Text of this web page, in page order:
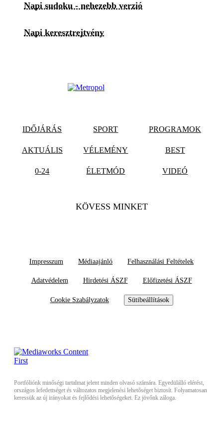
Napi sudoku - nehezebb verzió
Napi keresztrejtvény
IDŐJÁRÁS SPORT PROGRAMOK
AKTUÁLIS VÉLEMÉNY BEST
0-24 ÉLETMÓD VIDEÓ
KÖVESS MINKET
Impresszum Médiaajánló Felhasználási Feltételek
Adatvédelem Hirdetési ÁSZF Előfizetési ÁSZF
Cookie Szabályzatok Sütibeállítások
Portfóliónk minőségi tartalmat jelent minden olvasó számára. Egyedülálló elérést,
országos lefedettséget és változatos megjelenési lehetőséget biztosít. Folyamatosan
keressük az új irányokat és fejlődési lehetőségeket. Ez jövőnk záloga.